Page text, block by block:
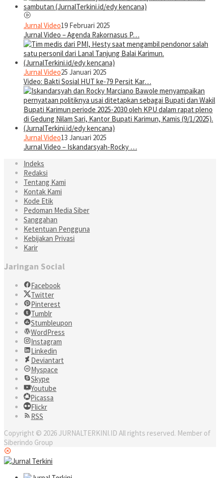
Jurnal Video19 Februari 2025
Jurnal Video – Agenda Rakornasus P…
Jurnal Video25 Januari 2025
Video: Bakti Sosial HUT ke-79 Persit Kar…
Jurnal Video13 Januari 2025
Jurnal Video – Iskandarsyah-Rocky …
Indeks
Redaksi
Tentang Kami
Kontak Kami
Kode Etik
Pedoman Media Siber
Sanggahan
Ketentuan Pengguna
Kebijakan Privasi
Karir
Jaringan Social
Facebook
Twitter
Pinterest
Tumblr
Stumbleupon
WordPress
Instagram
Linkedin
Deviantart
Myspace
Skype
Youtube
Picassa
Flickr
RSS
Copyright © 2026 JURNALTERKINI.ID All rights reserved. Member of
Siberindo Group